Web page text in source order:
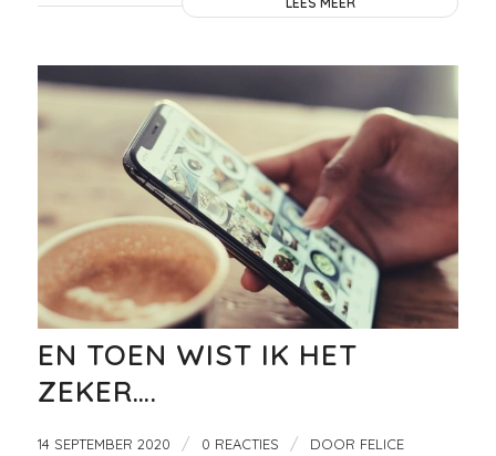
EN TOEN WIST IK HET
ZEKER….
14 SEPTEMBER 2020 / 0 REACTIES / DOOR FELICE